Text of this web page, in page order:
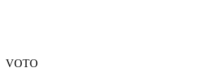
VOTO